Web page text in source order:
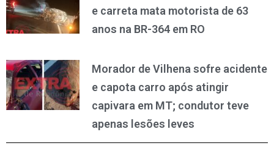
e carreta mata motorista de 63
anos na BR-364 em RO
Morador de Vilhena sofre acidente
e capota carro após atingir
capivara em MT; condutor teve
apenas lesões leves